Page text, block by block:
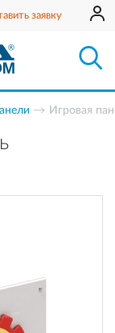
заявку
Игровая